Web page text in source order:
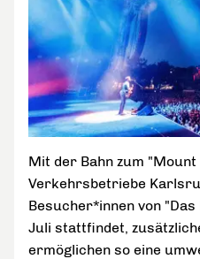
Mit der Bahn zum "Mount
Verkehrsbetriebe
Besucher*innen von
Juli stattfindet,
ermöglichen so eine